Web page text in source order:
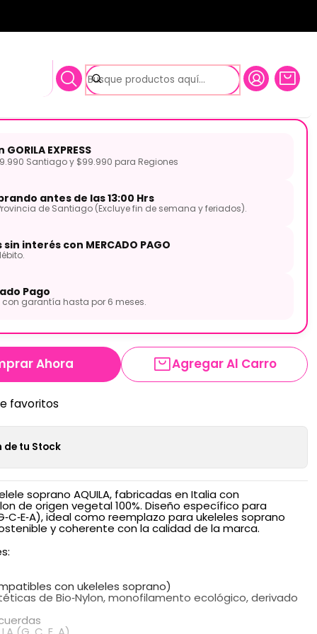
Soprano AQUILA
EXPRESS
Santiago y $99.990 para Regiones
antes de las 13:00 Hrs
de Santiago (Excluye fin de semana y feriados).
interés con MERCADO PAGO
Pago
garantía hasta por 6 meses.
Agregar Al Carro
Ahora
favoritos
tu Stock
soprano AQUILA, fabricadas en Italia con
de origen vegetal 100%. Diseño específico para
ideal como reemplazo para ukeleles soprano
y coherente con la calidad de la marca.
con ukeleles soprano)
de Bio‑Nylon, monofilamento ecológico, derivado